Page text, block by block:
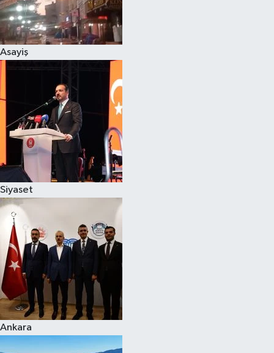
Asayiş
Siyaset
Ankara
Spor
Çocuk
Eğitim
Hava Durumu
Kadın
Kültür Sanat
Sağlık
Siyaset
Teknoloji